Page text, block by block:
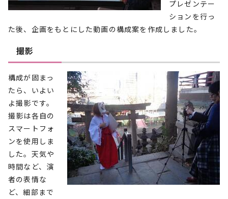
プレゼンテー
ションを行っ
た後、企画をもとにした動画の構成案を作成しました。
撮影
構成が固まっ
たら、いよい
よ撮影です。
撮影は各自の
スマートフォ
ンを使用しま
した。天気や
時間など、演
者の表情な
ど、細部まで